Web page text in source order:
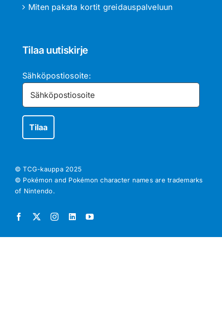
Miten pakata kortit greidauspalveluun
Tilaa uutiskirje
Sähköpostiosoite:
© TCG-kauppa 2025
© Pokémon and Pokémon character names are trademarks
of Nintendo.